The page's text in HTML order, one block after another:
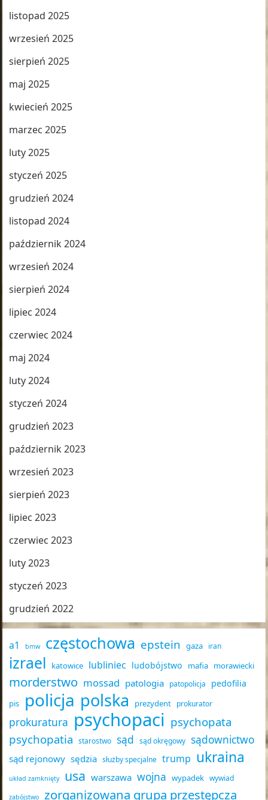
listopad 2025
wrzesień 2025
sierpień 2025
maj 2025
kwiecień 2025
marzec 2025
luty 2025
styczeń 2025
grudzień 2024
listopad 2024
październik 2024
wrzesień 2024
sierpień 2024
lipiec 2024
czerwiec 2024
maj 2024
luty 2024
styczeń 2024
grudzień 2023
październik 2023
wrzesień 2023
sierpień 2023
lipiec 2023
czerwiec 2023
luty 2023
styczeń 2023
grudzień 2022
a1 bmw częstochowa epstein gaza iran
izrael katowice lubliniec ludobójstwo mafia morawiecki
morderstwo mossad patologia patopolicja pedofilia
pis policja polska prezydent prokurator
prokuratura psychopaci psychopata
psychopatia
starostwo sąd sąd okręgowy sądownictwo
sąd rejonowy sędzia służby specjalne trump ukraina
układ zamknięty usa warszawa wojna wypadek wywiad
zabójstwo zorganizowana grupa przestępcza